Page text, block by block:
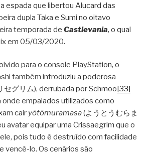
espada que libertou Alucard das
dupla Taka e Sumi no oitavo
temporada de Castlevania, o qual
em 05/03/2020.
para o console PlayStation, o
também introduziu a poderosa
セグリム), derrubada por Schmoo [33]
onde empalados utilizados como
cair yōtōmuramasa(ようとうむらま
avatar equipar uma Crissaegrim que o
pois tudo é destruído com facilidade
vencê-lo. Os cenários são